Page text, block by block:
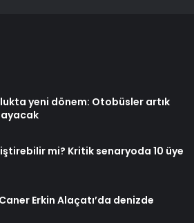
yeni dönem: Otobüsler artık
mi? Kritik senaryoda 10 üye
Erkin Alaçatı’da denizde